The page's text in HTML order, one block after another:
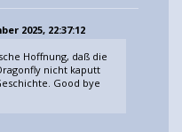
2025, 22:37:12
Hoffnung, daß die
nicht kaputt
Good bye